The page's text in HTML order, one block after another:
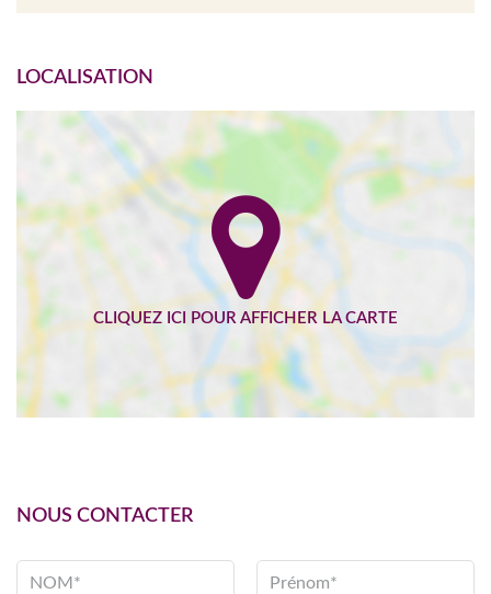
LOCALISATION
NOUS CONTACTER
NOM* Prénom*